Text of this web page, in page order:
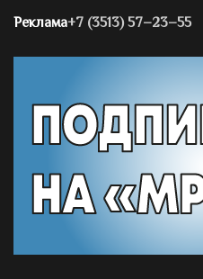
Реклама+7 (3513) 57–23–55